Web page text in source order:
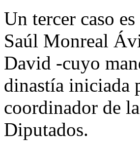
Un tercer caso
Saúl Monreal
David -cuyo
dinastía iniciada
coordinador de
Diputados.